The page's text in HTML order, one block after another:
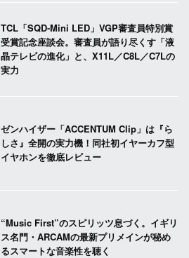
TCL「SQD-Mini LED」VGP審査員特別賞
受賞記念座談会。審査員が語り尽くす「液
晶テレビの進化」と、X11L／C8L／C7Lの
実力
ゼンハイザー「ACCENTUM Clip」は『ら
しさ』全開の実力機！同社初イヤーカフ型
イヤホンを徹底レビュー
“Music First”のスピリッツ息づく。イギリ
ス名門・ARCAMの最新プリメインが秘め
るスマートな音楽性を聴く